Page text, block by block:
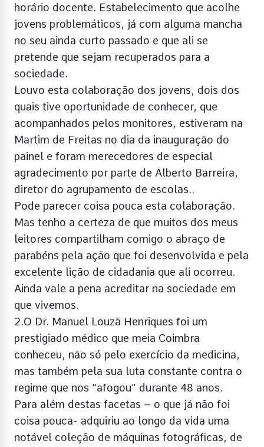
horário docente. Estabelecimento que acolhe
jovens problemáticos, já com alguma mancha
no seu ainda curto passado e que ali se
pretende que sejam recuperados para a
sociedade.
Louvo esta colaboração dos jovens, dois dos
quais tive oportunidade de conhecer, que
acompanhados pelos monitores, estiveram na
Martim de Freitas no dia da inauguração do
painel e foram merecedores de especial
agradecimento por parte de Alberto Barreira,
diretor do agrupamento de escolas..
Pode parecer coisa pouca esta colaboração.
Mas tenho a certeza de que muitos dos meus
leitores compartilham comigo o abraço de
parabéns pela ação que foi desenvolvida e pela
excelente lição de cidadania que ali ocorreu.
Ainda vale a pena acreditar na sociedade em
que vivemos.
2.O Dr. Manuel Louzã Henriques foi um
prestigiado médico que meia Coimbra
conheceu, não só pelo exercício da medicina,
mas também pela sua luta constante contra o
regime que nos “afogou” durante 48 anos.
Para além destas facetas – o que já não foi
coisa pouca- adquiriu ao longo da vida uma
notável coleção de máquinas fotográficas, de